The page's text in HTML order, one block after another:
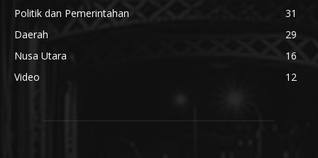
Politik dan Pemerintahan
31
Daerah
29
Nusa Utara
16
Video
12